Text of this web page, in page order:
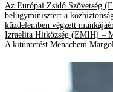
Az Európai Zsidó Szövetség
belügyminisztert a
küzdelemben végzett
Izraelita Hitközség (EMIH) –
A kitüntetést Menachem